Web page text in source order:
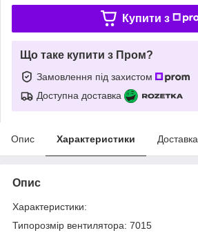
Купити з
Що таке купити з Пром?
Замовлення під захистом
Доступна доставка
Опис Характеристики Доставка
Опис
Характеристики:
Типорозмір вентилятора: 7015